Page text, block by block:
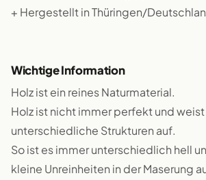
+ Hergestellt in Thüringen/
Wichtige Information
Holz ist ein reines Naturmaterial.
Holz ist nicht immer perfekt und
unterschiedliche Strukturen auf.
So ist es immer unterschiedlich hell
kleine Unreinheiten in der Maserung